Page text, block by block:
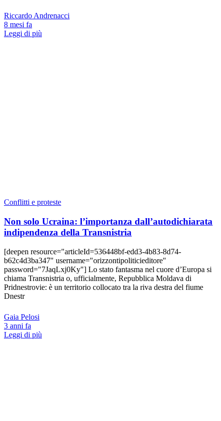
Riccardo Andrenacci
8 mesi fa
Leggi di più
Conflitti e proteste
Non solo Ucraina: l’importanza dall’autodichiarata
indipendenza della Transnistria
[deepen resource="articleId=536448bf-edd3-4b83-8d74-
b62c4d3ba347" username="orizzontipoliticieditore"
password="7JaqLxj0Ky"] Lo stato fantasma nel cuore d’Europa si
chiama Transnistria o, ufficialmente, Repubblica Moldava di
Pridnestrovie: è un territorio collocato tra la riva destra del fiume
Dnestr
Gaia Pelosi
3 anni fa
Leggi di più